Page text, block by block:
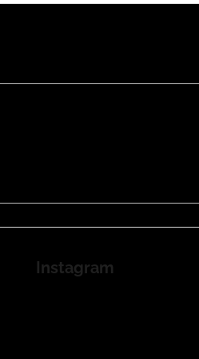
Instagram